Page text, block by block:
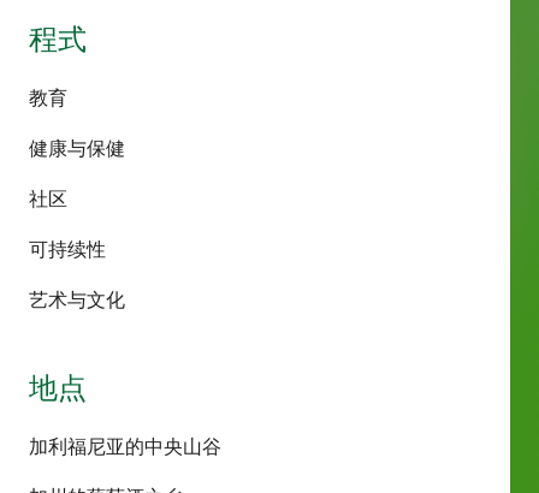
程式
教育
健康与保健
社区
可持续性
艺术与文化
地点
加利福尼亚的中央山谷